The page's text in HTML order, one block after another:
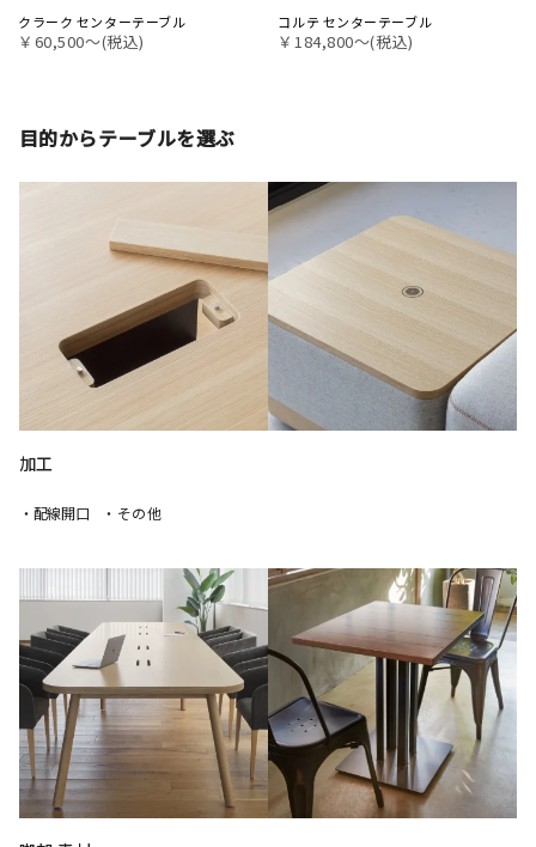
クラーク センターテーブル
￥60,500〜(税込)
コルテ センターテーブル
￥184,800〜(税込)
目的からテーブルを選ぶ
加工
・配線開口 ・その他